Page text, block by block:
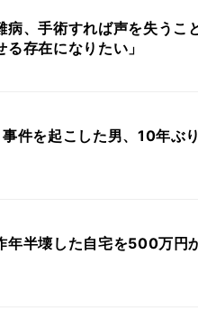
病、手術すれば声を失うこ
存在になりたい」
件を起こした男、10年ぶ
年半壊した自宅を500万円